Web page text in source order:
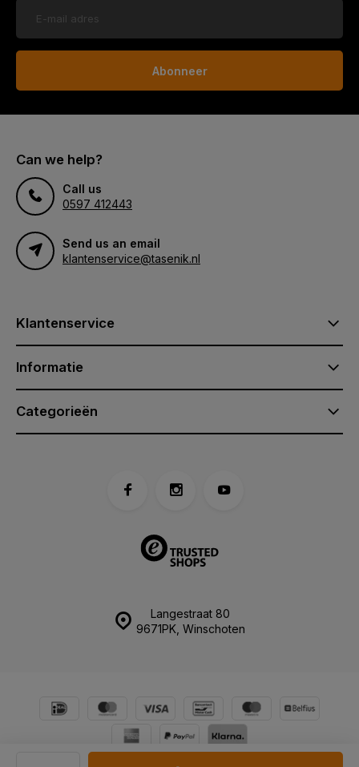
Abonneer
Can we help?
Call us
0597 412443
Send us an email
klantenservice@tasenik.nl
Klantenservice
Informatie
Categorieën
Langestraat 80
9671PK, Winschoten
© tasenik.nl - Harkema tassen en koffers